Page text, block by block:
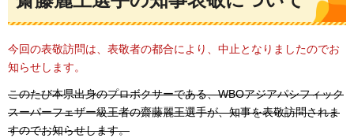
今回の表敬訪問は、表敬者の都合により、中止となりましたのでお
知らせします。
このたび本県出身のプロボクサーである、WBOアジアパシフィック
スーパーフェザー級王者の齋藤麗王選手が、知事を表敬訪問されま
すのでお知らせします。